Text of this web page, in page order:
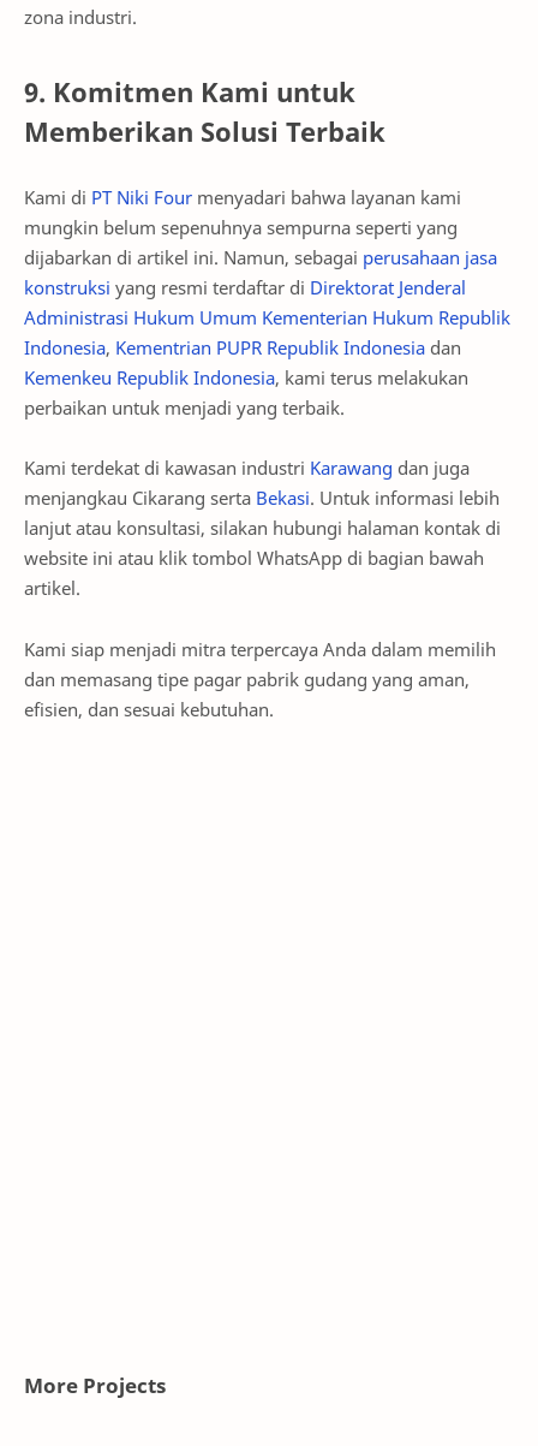
zona industri.
9. Komitmen Kami untuk
Memberikan Solusi Terbaik
Kami di PT Niki Four menyadari bahwa layanan kami
mungkin belum sepenuhnya sempurna seperti yang
dijabarkan di artikel ini. Namun, sebagai perusahaan jasa
konstruksi yang resmi terdaftar di Direktorat Jenderal
Administrasi Hukum Umum Kementerian Hukum Republik
Indonesia, Kementrian PUPR Republik Indonesia dan
Kemenkeu Republik Indonesia, kami terus melakukan
perbaikan untuk menjadi yang terbaik.
Kami terdekat di kawasan industri Karawang dan juga
menjangkau Cikarang serta Bekasi. Untuk informasi lebih
lanjut atau konsultasi, silakan hubungi halaman kontak di
website ini atau klik tombol WhatsApp di bagian bawah
artikel.
Kami siap menjadi mitra terpercaya Anda dalam memilih
dan memasang tipe pagar pabrik gudang yang aman,
efisien, dan sesuai kebutuhan.
More Projects